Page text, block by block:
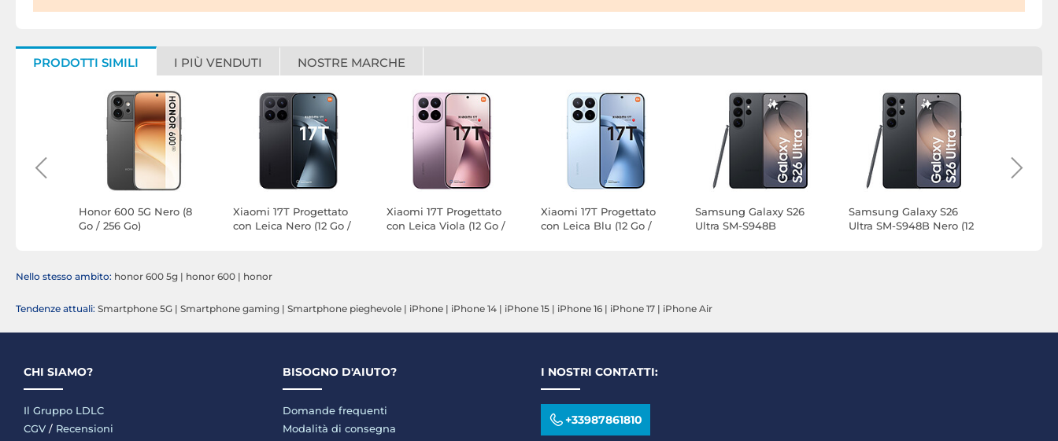
PRODOTTI SIMILI I PIÙ VENDUTI NOSTRE MARCHE
Honor 600 5G Nero (8
Go / 256 Go)
Xiaomi 17T Progettato
con Leica Nero (12 Go /
Xiaomi 17T Progettato
con Leica Viola (12 Go /
Xiaomi 17T Progettato
con Leica Blu (12 Go /
Samsung Galaxy S26
Ultra SM-S948B
Samsung Galaxy S26
Ultra SM-S948B Nero (12
Nello stesso ambito: honor 600 5g | honor 600 | honor
Tendenze attuali: Smartphone 5G | Smartphone gaming | Smartphone pieghevole | iPhone | iPhone 14 | iPhone 15 | iPhone 16 | iPhone 17 | iPhone Air
CHI SIAMO?
Il Gruppo LDLC
CGV / Recensioni
BISOGNO D'AIUTO?
Domande frequenti
Modalità di consegna
I NOSTRI CONTATTI:
+33987861810